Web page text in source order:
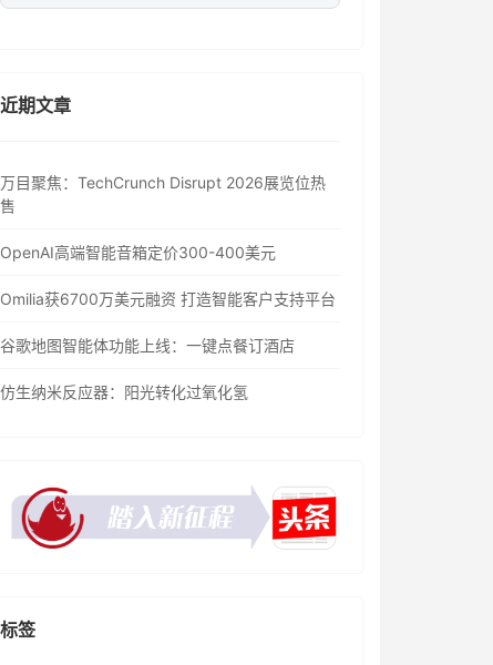
近期文章
万目聚焦：TechCrunch Disrupt 2026展览位热
售
OpenAI高端智能音箱定价300-400美元
Omilia获6700万美元融资 打造智能客户支持平台
谷歌地图智能体功能上线：一键点餐订酒店
仿生纳米反应器：阳光转化过氧化氢
标签